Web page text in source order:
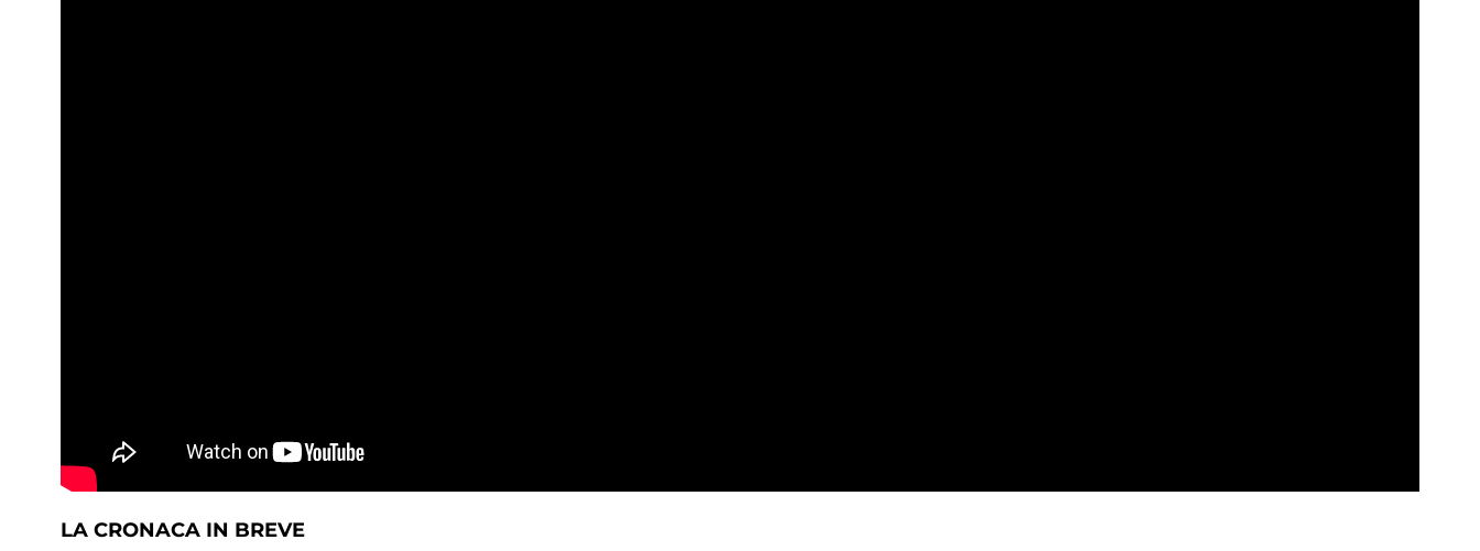
LA CRONACA IN BREVE